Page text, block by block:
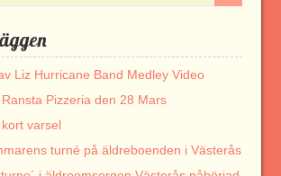
Liz Hurricane Band Medley Video
Pizzeria den 28 Mars
varsel
turné på äldreboenden i Västerås